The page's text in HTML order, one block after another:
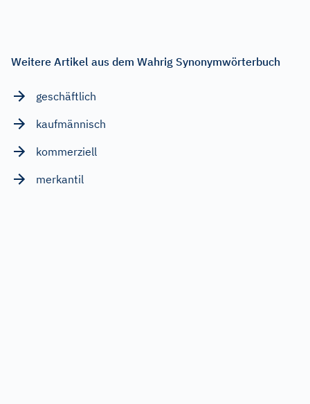
Weitere Artikel aus dem Wahrig Synonymwörterbuch
geschäftlich
kaufmännisch
kommerziell
merkantil